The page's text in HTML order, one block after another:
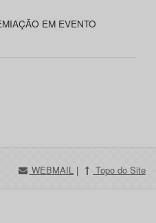
EM EVENTO
WEBMAIL | Topo do Site